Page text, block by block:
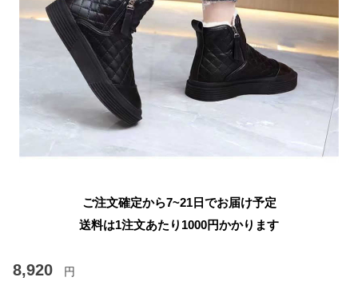
ご注文確定から7~21日でお届け予定
送料は1注文あたり 1000円かかります
8,920 円